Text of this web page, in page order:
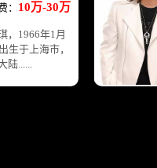
： 10万-30万
，1966年1月
生于上海市，
陆......